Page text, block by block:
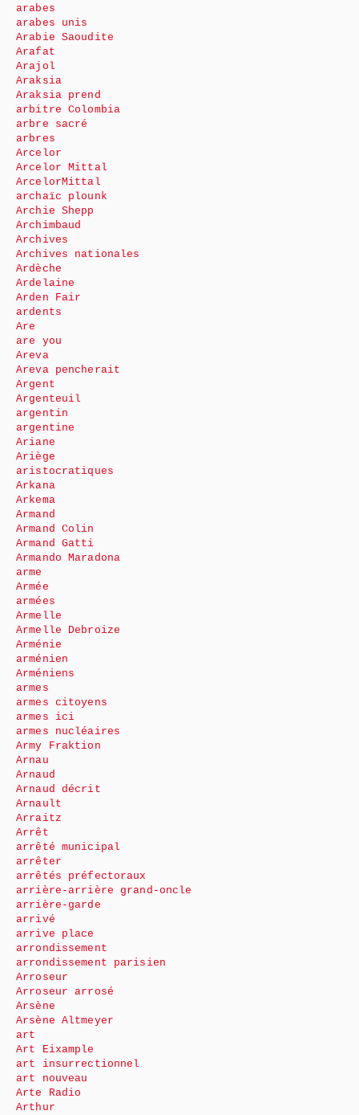
arabes
arabes unis
Arabie Saoudite
Arafat
Arajol
Araksia
Araksia prend
arbitre Colombia
arbre sacré
arbres
Arcelor
Arcelor Mittal
ArcelorMittal
archaïc plounk
Archie Shepp
Archimbaud
Archives
Archives nationales
Ardèche
Ardelaine
Arden Fair
ardents
Are
are you
Areva
Areva pencherait
Argent
Argenteuil
argentin
argentine
Ariane
Ariège
aristocratiques
Arkana
Arkema
Armand
Armand Colin
Armand Gatti
Armando Maradona
arme
Armée
armées
Armelle
Armelle Debroize
Arménie
arménien
Arméniens
armes
armes citoyens
armes ici
armes nucléaires
Army Fraktion
Arnau
Arnaud
Arnaud décrit
Arnault
Arraitz
Arrêt
arrêté municipal
arrêter
arrêtés préfectoraux
arrière-arrière grand-oncle
arrière-garde
arrivé
arrive place
arrondissement
arrondissement parisien
Arroseur
Arroseur arrosé
Arsène
Arsène Altmeyer
art
Art Eixample
art insurrectionnel
art nouveau
Arte Radio
Arthur